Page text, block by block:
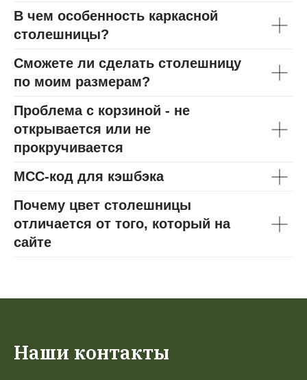
В чем особенность каркасной
столешницы?
Сможете ли сделать столешницу
по моим размерам?
Проблема с корзиной - не
открывается или не
прокручивается
МСС-код для кэшбэка
Почему цвет столешницы
отличается от того, который на
сайте
Наши контакты